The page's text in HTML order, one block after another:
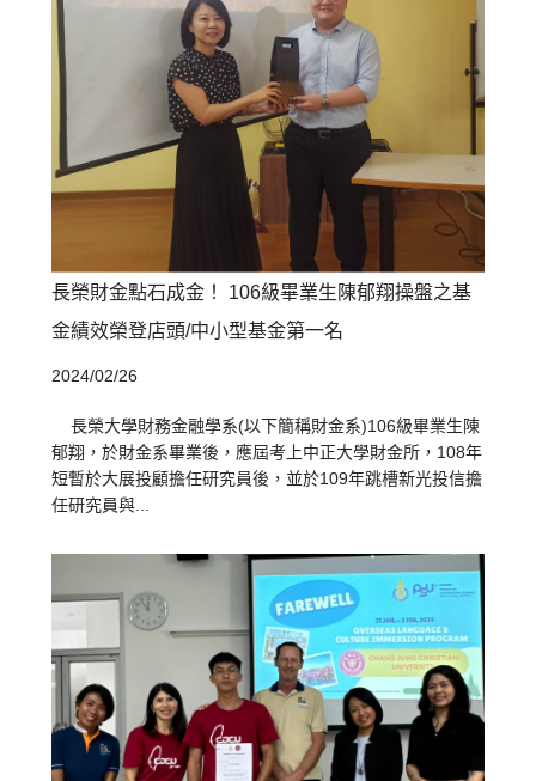
長榮財金點石成金！ 106級畢業生陳郁翔操盤之基
金績效榮登店頭/中小型基金第一名
2024/02/26
長榮大學財務金融學系(以下簡稱財金系)106級畢業生陳
郁翔，於財金系畢業後，應屆考上中正大學財金所，108年
短暫於大展投顧擔任研究員後，並於109年跳槽新光投信擔
任研究員與...